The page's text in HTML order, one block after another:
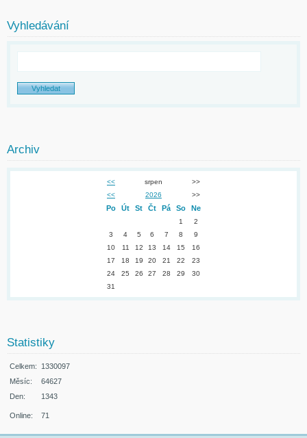
Vyhledávání
Archiv
<< srpen
>>
<<
2026 >>
Po Út St Čt Pá So Ne
1
2
3
4 5 6 7 8
9
10
11 12 13 14 15
16
17
18 19 20 21 22
23
24
25 26 27 28 29
30
31
Statistiky
Online: 71
Celkem:
1330097
Měsíc:
64627
Den:
1343